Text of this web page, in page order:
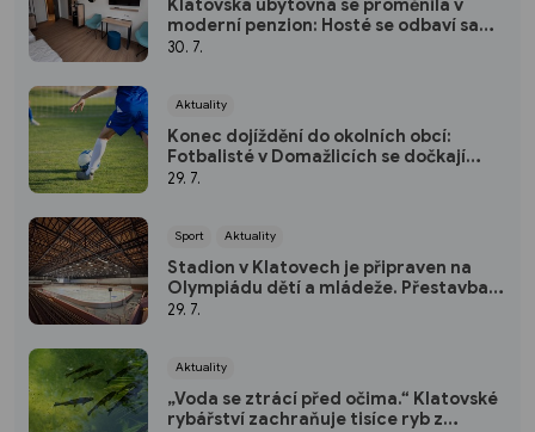
Klatovská ubytovna se proměnila v
moderní penzion: Hosté se odbaví sami
pomocí kódu
30. 7.
Aktuality
Konec dojíždění do okolních obcí:
Fotbalisté v Domažlicích se dočkají
nového hřiště
29. 7.
Sport Aktuality
Stadion v Klatovech je připraven na
Olympiádu dětí a mládeže. Přestavba
vyšla na 50 milionů
29. 7.
Aktuality
„Voda se ztrácí před očima.“ Klatovské
rybářství zachraňuje tisíce ryb z